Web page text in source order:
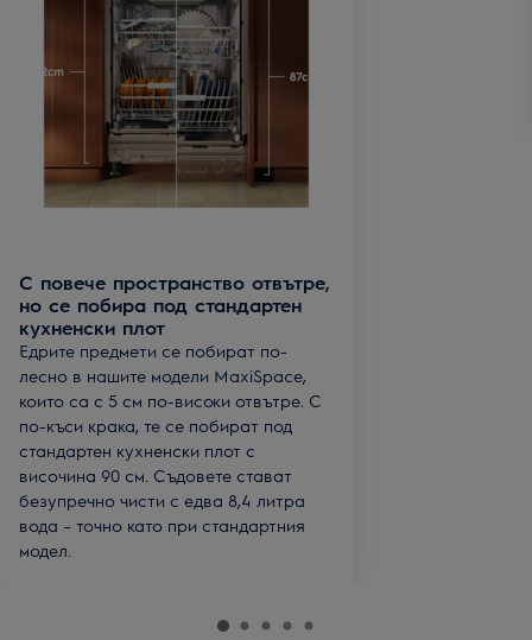
С повече пространство отвътре,
но се побира под стандартен
кухненски плот
Едрите предмети се побират по-
лесно в нашите модели MaxiSpace,
които са с 5 см по-високи отвътре. С
по-къси крака, те се побират под
стандартен кухненски плот с
височина 90 см. Съдовете стават
безупречно чисти с едва 8,4 литра
вода – точно като при стандартния
модел.